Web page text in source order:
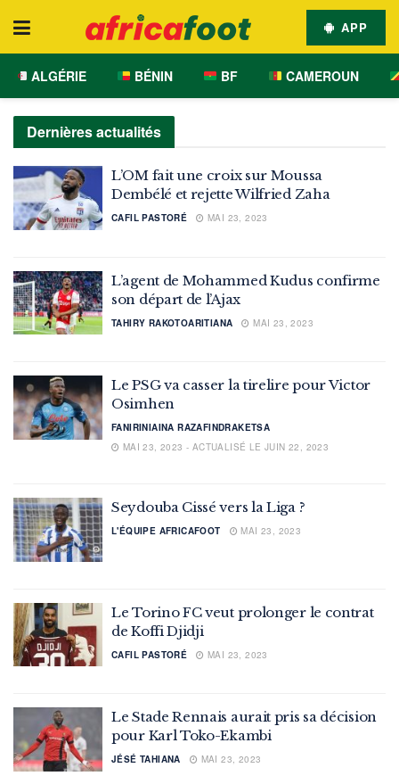
APP
ALGÉRIE BÉNIN BF CAMEROUN
Dernières actualités
L’OM fait une croix sur Moussa
Dembélé et rejette Wilfried Zaha
CAFIL PASTORÉ MAI 23, 2023
L’agent de Mohammed Kudus confirme
son départ de l’Ajax
TAHIRY RAKOTOARITIANA MAI 23, 2023
Le PSG va casser la tirelire pour Victor
Osimhen
FANIRINIAINA RAZAFINDRAKETSA
MAI 23, 2023 - ACTUALISÉ LE JUIN 22, 2023
Seydouba Cissé vers la Liga ?
L'ÉQUIPE AFRICAFOOT MAI 23, 2023
Le Torino FC veut prolonger le contrat
de Koffi Djidji
CAFIL PASTORÉ MAI 23, 2023
Le Stade Rennais aurait pris sa décision
pour Karl Toko-Ekambi
JÉSÉ TAHIANA MAI 23, 2023